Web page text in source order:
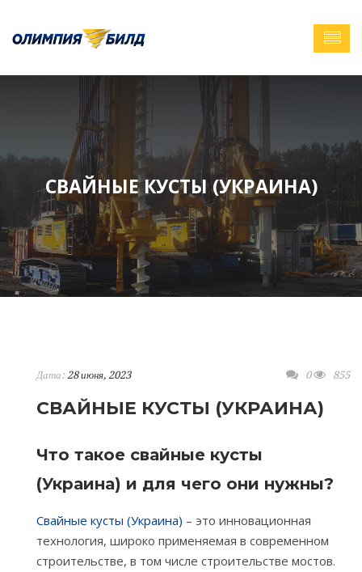
СВАЙНЫЕ КУСТЫ (УКРАИНА)
Дата: 28 июня, 2023 0 855
СВАЙНЫЕ КУСТЫ (УКРАИНА)
Что такое свайные кусты
(Украина) и для чего они нужны?
Свайные кусты (Украина) – это инновационная
технология, широко применяемая в современном
строительстве, в том числе строительстве мостов.